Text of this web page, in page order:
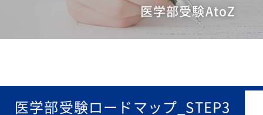
医学部受験AtoZ
医学部受験ロードマップ_STEP3